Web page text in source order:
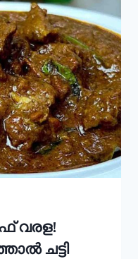
വരള!
ചട്ടി